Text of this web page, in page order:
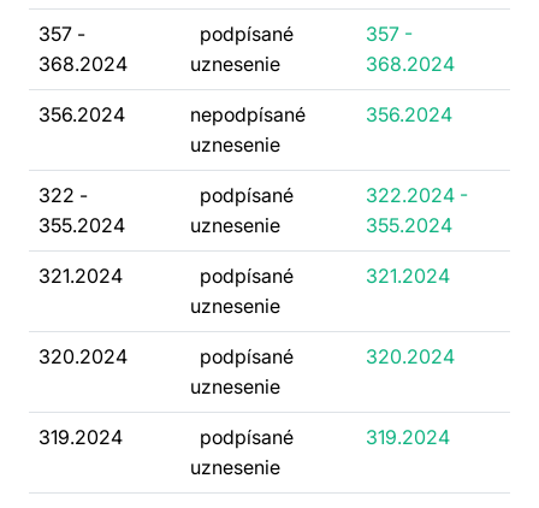
357 -
368.2024
podpísané
uznesenie
357 -
368.2024
356.2024
nepodpísané
uznesenie
356.2024
322 -
355.2024
podpísané
uznesenie
322.2024 -
355.2024
321.2024
podpísané
uznesenie
321.2024
320.2024
podpísané
uznesenie
320.2024
319.2024
podpísané
uznesenie
319.2024